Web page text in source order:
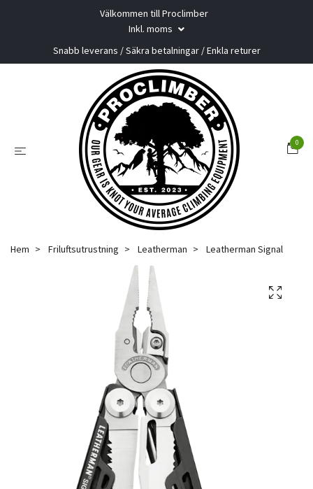
Välkommen till Proclimber
Inkl. moms
Snabb leverans / Säkra betalningar / Enkla returer
0
Hem Friluftsutrustning Leatherman Leatherman Signal